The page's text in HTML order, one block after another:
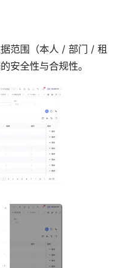
范围（本人 / 部门 / 租
安全性与合规性。